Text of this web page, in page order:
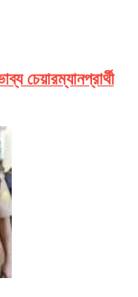
চেয়ারম্যানপ্রার্থী